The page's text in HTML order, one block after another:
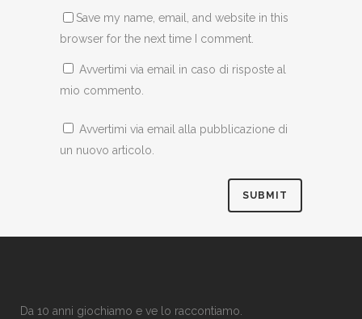
Save my name, email, and website in this
browser for the next time I comment.
Avvertimi via email in caso di risposte al
mio commento.
Avvertimi via email alla pubblicazione di
un nuovo articolo.
Da 10 anni giochiamo e ve lo raccontiamo.